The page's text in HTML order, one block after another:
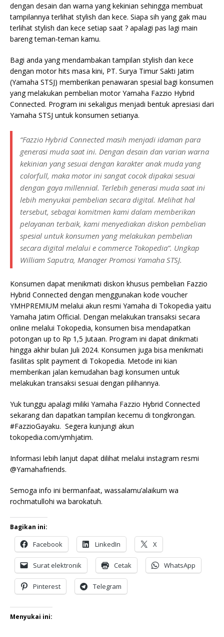
dengan desain dan warna yang kekinian sehingga membuat
tampilannya terlihat stylish dan kece. Siapa sih yang gak mau
terlihat stylish dan kece setiap saat ? apalagi pas lagi main
bareng teman-teman kamu.
Bagi anda yang mendambakan tampilan stylish dan kece
dengan motor hits masa kini, PT. Surya Timur Sakti Jatim
(Yamaha STSJ) memberikan penawaran spesial bagi konsumen
yang melakukan pembelian motor Yamaha Fazzio Hybrid
Connected. Program ini sekaligus menjadi bentuk apresiasi dari
Yamaha STSJ untuk konsumen setianya.
“Fazzio Hybrid Connected masih menjadi idaman para
generasi muda saat ini. Dengan desain dan varian warna
kekinian yang sesuai dengan karakter anak muda yang
colorfull, maka motor ini sangat cocok dipakai sesuai
dengan gaya millennial. Terlebih generasi muda saat ini
lebih menyukai pembelian secara digital. Melihat hal
tersebut, sebagai komitmen kami dalam memberikan
pelayanan terbaik, kami menyediakan diskon pembelian
spesial untuk konsumen yang melakukan pembelian
secara digital melalui e commerce Tokopedia”. Ungkap
William Saputra, Manager Promosi Yamaha STSJ.
Konsumen dapat menikmati diskon khusus pembelian Fazzio
Hybrid Connected dengan menggunakan kode voucher
YMHPREMIUM melalui akun resmi Yamaha di Tokopedia yaitu
Yamaha Jatim Official. Dengan melakukan transaksi secara
online melalui Tokopedia, konsumen bisa mendapatkan
potongan up to Rp 1,5 Jutaan. Program ini dapat dinikmati
hingga akhir bulan Juli 2024. Konsumen juga bisa menikmati
fasilitas split payment di Tokopedia. Metode ini kian
memberikan jalan kemudahan bagi konsumen untuk
melakukan transaksi sesuai dengan pilihannya.
Yuk tunggu apalagi miliki Yamaha Fazzio Hybrid Connected
sekarang dan dapatkan tampilan kecemu di tongkrongan.
#FazzioGayaku. Segera kunjungi akun
tokopedia.com/ymhjatim.
Informasi lebih lanjut dapat dilihat melalui instagram resmi
@Yamahafriends.
Semoga info ini bermanfaat, wassalamu’alaikum wa
rochmatullohi wa barokatuh.
Bagikan ini:
Facebook LinkedIn X
Surat elektronik Cetak WhatsApp
Pinterest Telegram
Menyukai ini: